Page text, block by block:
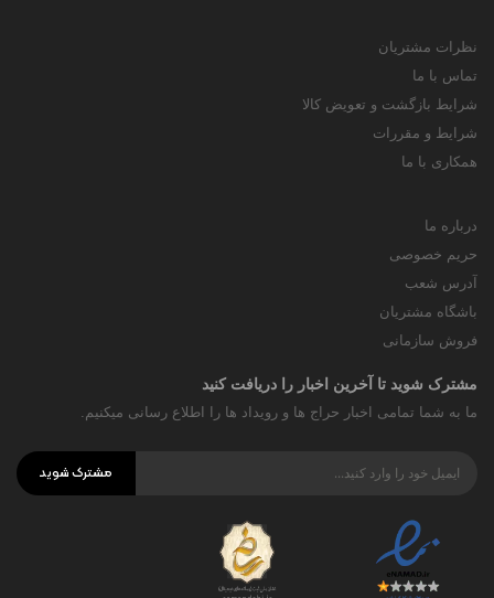
نظرات مشتریان
تماس با ما
شرایط بازگشت و تعویض کالا
شرایط و مقررات
همکاری با ما
درباره ما
حریم خصوصی
آدرس شعب
باشگاه مشتریان
فروش سازمانی
مشترک شوید تا آخرین اخبار را دریافت کنید
ما به شما تمامی اخبار حراج ها و رویداد ها را اطلاع رسانی میکنیم.
مشترک شوید